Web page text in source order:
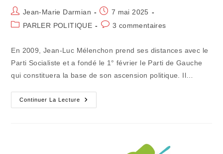
Auteur/autrice
de
Jean-Marie Darmian
Publication
publiée :
7 mai 2025
PostPARLER POLITIQUE
Commentaires
publication :
3 commentaires
En 2009, Jean-Luc Mélenchon prend ses distances avec le
Parti Socialiste et a fondé le 1° février le Parti de Gauche
qui constituera la base de son ascension politique. Il…
Continuer La Lecture
La
Journée